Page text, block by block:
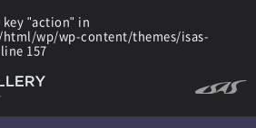
key "action" in
wp/wp-content/themes/isas-
157